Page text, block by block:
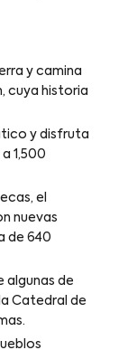
y camina
cuya historia
y disfruta
1,500
el
nuevas
de 640
algunas de
Catedral de